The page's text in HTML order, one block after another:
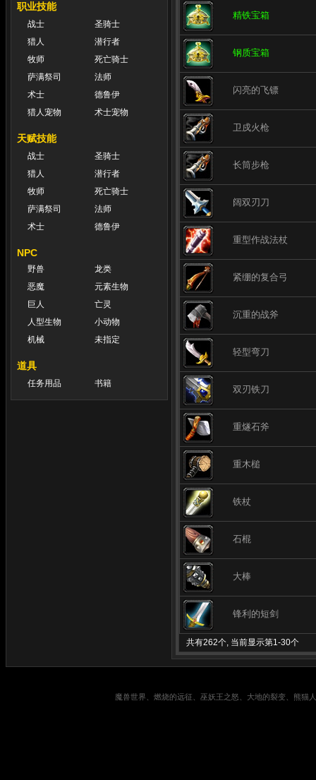
职业技能
战士
圣骑士
猎人
潜行者
牧师
死亡骑士
萨满祭司
法师
术士
德鲁伊
猎人宠物
术士宠物
天赋技能
战士
圣骑士
猎人
潜行者
牧师
死亡骑士
萨满祭司
法师
术士
德鲁伊
NPC
野兽
龙类
恶魔
元素生物
巨人
亡灵
人型生物
小动物
机械
未指定
道具
任务用品 书籍
精铁宝箱
钢质宝箱
闪亮的飞镖
卫戍火枪
长筒步枪
阔双刃刀
重型作战法杖
紧绷的复合弓
沉重的战斧
轻型弯刀
双刃铁刀
重燧石斧
重木槌
铁杖
石棍
大棒
锋利的短剑
共有262个, 当前显示第1-30个
魔兽世界、燃烧的远征、巫妖王之怒、大地的裂变、熊猫